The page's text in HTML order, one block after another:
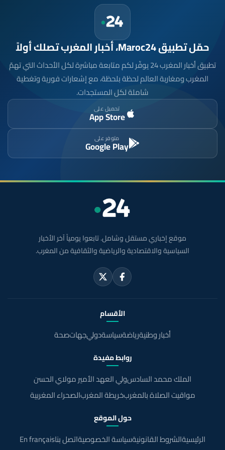
حمّل تطبيق Maroc24، أخبار المغرب تصلك أولاً
تطبيق أخبار المغرب 24 يوفّر لكم متابعة مباشرة لكل الأحداث التي تهمّ
المغرب ومغاربة العالم لحظة بلحظة، مع إشعارات فورية وتغطية
شاملة لكل المستجدات.
تحميل على
App Store
متوفر على
Google Play
موقع إخباري مستقل وشامل. تابعوا يومياً آخر الأخبار
السياسية والاقتصادية والرياضية والثقافية من المغرب.
الأقسام
أخبار وطنيةرياضةسياسةدوليجهاتصحة
روابط مفيدة
الملك محمد السادسولي العهد الأمير مولاي الحسن
مواقيت الصلاة بالمغربخريطة المغربالصحراء المغربية
حول الموقع
الرئيسيةالشروط القانونيةسياسة الخصوصيةاتصل بناEn français